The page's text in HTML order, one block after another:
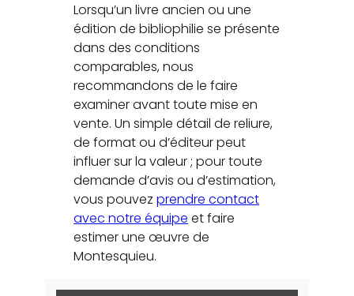
Lorsqu’un livre ancien ou une
édition de bibliophilie se présente
dans des conditions
comparables, nous
recommandons de le faire
examiner avant toute mise en
vente. Un simple détail de reliure,
de format ou d’éditeur peut
influer sur la valeur ; pour toute
demande d’avis ou d’estimation,
vous pouvezprendre contact
avec notre équipe et faire
estimer une œuvre de
Montesquieu.